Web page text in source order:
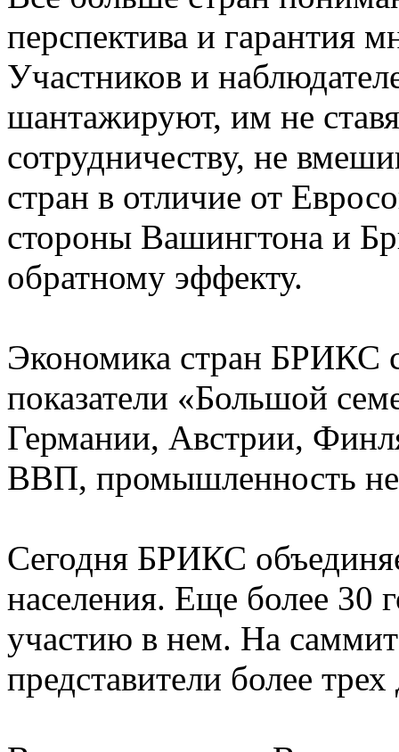
перспектива и гарантия
Участников и
шантажируют, им не
сотрудничеству, не
стран в отличие от
стороны Вашингтона и
обратному эффекту.
Экономика стран БРИКС
показатели «Большой
Германии, Австрии,
ВВП, промышленность
Сегодня БРИКС
населения. Еще более 30
участию в нем. На
представители более трех